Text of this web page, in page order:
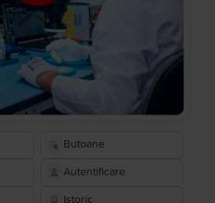
Butoane
Autentificare
Istoric